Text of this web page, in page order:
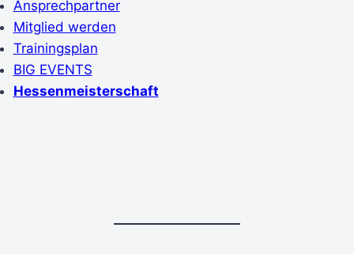
Ansprechpartner
Mitglied werden
Trainingsplan
BIG EVENTS
Hessenmeisterschaft